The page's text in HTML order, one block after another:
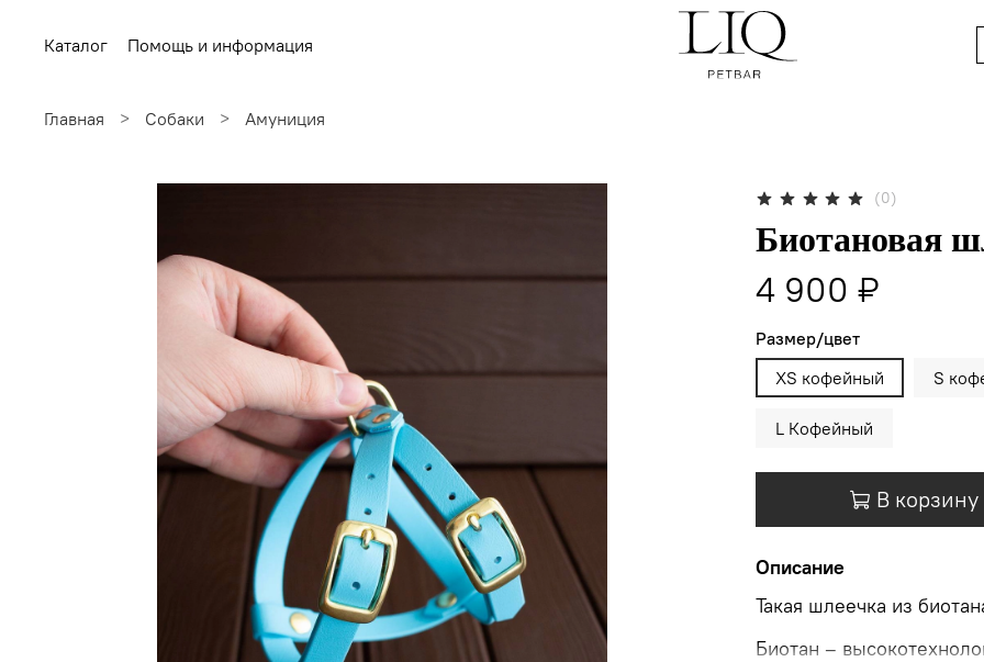
Каталог Помощь и информация
Главная Собаки Амуниция
(0)
Биотановая
4 900 ₽
Размер/цвет
XS кофейный
S
L Кофейный
В корзину
Описание
Такая шлеечка из
Биотан –